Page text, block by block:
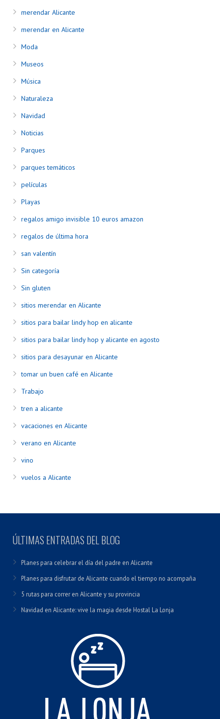
merendar Alicante
merendar en Alicante
Moda
Museos
Música
Naturaleza
Navidad
Noticias
Parques
parques temáticos
películas
Playas
regalos amigo invisible 10 euros amazon
regalos de última hora
san valentín
Sin categoría
Sin gluten
sitios merendar en Alicante
sitios para bailar lindy hop en alicante
sitios para bailar lindy hop y alicante en agosto
sitios para desayunar en Alicante
tomar un buen café en Alicante
Trabajo
tren a alicante
vacaciones en Alicante
verano en Alicante
vino
vuelos a Alicante
ÚLTIMAS ENTRADAS DEL BLOG
Planes para celebrar el día del padre en Alicante
Planes para disfrutar de Alicante cuando el tiempo no acompaña
5 rutas para correr en Alicante y su provincia
Navidad en Alicante: vive la magia desde Hostal La Lonja